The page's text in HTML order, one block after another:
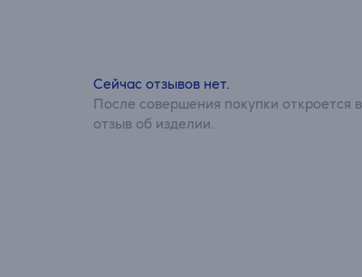
Сейчас отзывов нет.
После совершения покупки откроется
отзыв об изделии.